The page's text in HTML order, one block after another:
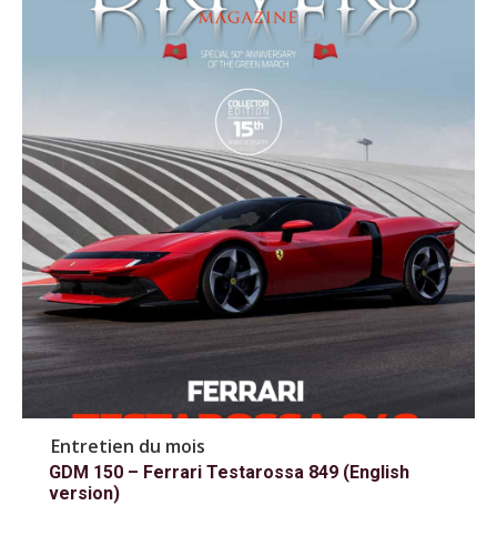
Entretien du mois
GDM 150 – Ferrari Testarossa 849 (English
version)